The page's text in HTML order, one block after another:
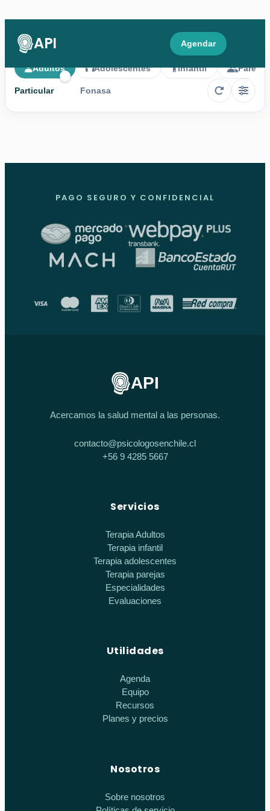
API Agendar
Adultos Adolescentes Infantil Parejas
Particular Fonasa
PAGO SEGURO Y CONFIDENCIAL
API
Acercamos la salud mental a las personas.
contacto@psicologosenchile.cl
+56 9 4285 5667
Servicios
Terapia Adultos
Terapia infantil
Terapia adolescentes
Terapia parejas
Especialidades
Evaluaciones
Utilidades
Agenda
Equipo
Recursos
Planes y precios
Nosotros
Sobre nosotros